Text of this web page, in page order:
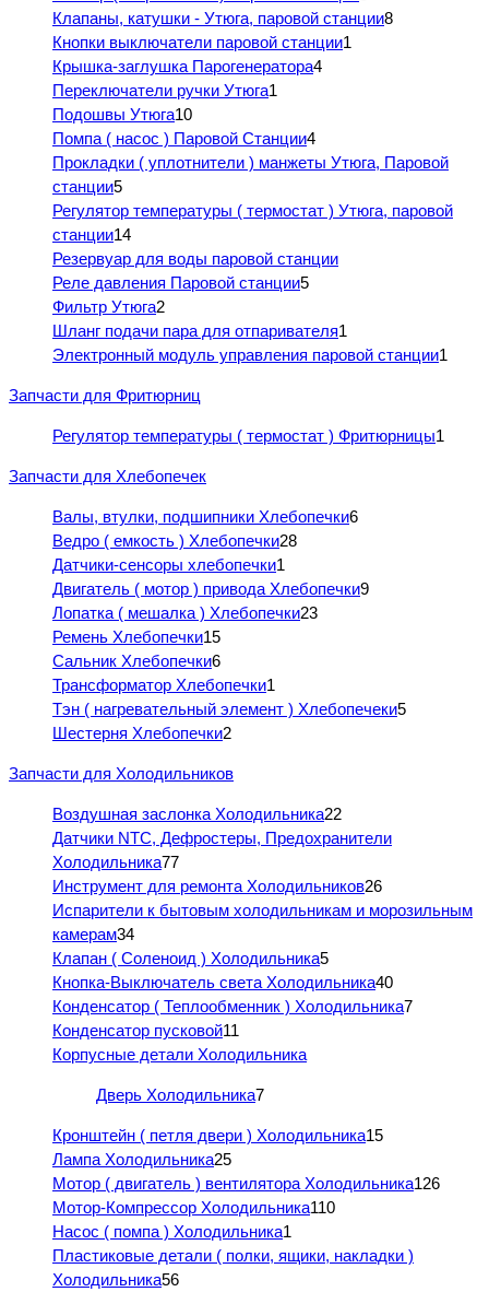
Клапаны, катушки - Утюга, паровой станции8
Кнопки выключатели паровой станции1
Крышка-заглушка Парогенератора4
Переключатели ручки Утюга1
Подошвы Утюга10
Помпа ( насос ) Паровой Станции4
Прокладки ( уплотнители ) манжеты Утюга, Паровой
станции5
Регулятор температуры ( термостат ) Утюга, паровой
станции14
Резервуар для воды паровой станции
Реле давления Паровой станции5
Фильтр Утюга2
Шланг подачи пара для отпаривателя1
Электронный модуль управления паровой станции1
Запчасти для Фритюрниц
Регулятор температуры ( термостат ) Фритюрницы1
Запчасти для Хлебопечек
Валы, втулки, подшипники Хлебопечки6
Ведро ( емкость ) Хлебопечки28
Датчики-сенсоры хлебопечки1
Двигатель ( мотор ) привода Хлебопечки9
Лопатка ( мешалка ) Хлебопечки23
Ремень Хлебопечки15
Сальник Хлебопечки6
Трансформатор Хлебопечки1
Тэн ( нагревательный элемент ) Хлебопечеки5
Шестерня Хлебопечки2
Запчасти для Холодильников
Воздушная заслонка Холодильника22
Датчики NTC, Дефростеры, Предохранители
Холодильника77
Инструмент для ремонта Холодильников26
Испарители к бытовым холодильникам и морозильным
камерам34
Клапан ( Соленоид ) Холодильника5
Кнопка-Выключатель света Холодильника40
Конденсатор ( Теплообменник ) Холодильника7
Конденсатор пусковой11
Корпусные детали Холодильника
Дверь Холодильника7
Кронштейн ( петля двери ) Холодильника15
Лампа Холодильника25
Мотор ( двигатель ) вентилятора Холодильника126
Мотор-Компрессор Холодильника110
Насос ( помпа ) Холодильника1
Пластиковые детали ( полки, ящики, накладки )
Холодильника56